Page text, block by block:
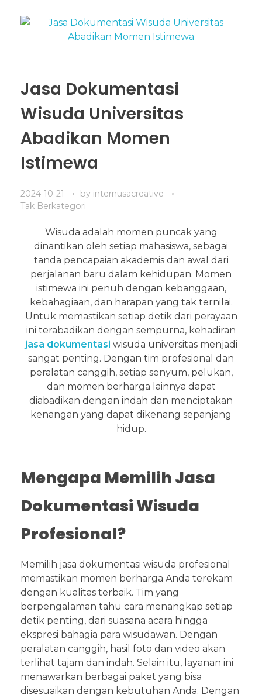
Jasa Dokumentasi
Wisuda Universitas
Abadikan Momen
Istimewa
2024-10-21 by internusacreative
Tak Berkategori
Wisuda adalah momen puncak yang
dinantikan oleh setiap mahasiswa, sebagai
tanda pencapaian akademis dan awal dari
perjalanan baru dalam kehidupan. Momen
istimewa ini penuh dengan kebanggaan,
kebahagiaan, dan harapan yang tak ternilai.
Untuk memastikan setiap detik dari perayaan
ini terabadikan dengan sempurna, kehadiran
jasa dokumentasi wisuda universitas menjadi
sangat penting. Dengan tim profesional dan
peralatan canggih, setiap senyum, pelukan,
dan momen berharga lainnya dapat
diabadikan dengan indah dan menciptakan
kenangan yang dapat dikenang sepanjang
hidup.
Mengapa Memilih Jasa
Dokumentasi Wisuda
Profesional?
Memilih jasa dokumentasi wisuda profesional
memastikan momen berharga Anda terekam
dengan kualitas terbaik. Tim yang
berpengalaman tahu cara menangkap setiap
detik penting, dari suasana acara hingga
ekspresi bahagia para wisudawan. Dengan
peralatan canggih, hasil foto dan video akan
terlihat tajam dan indah. Selain itu, layanan ini
menawarkan berbagai paket yang bisa
disesuaikan dengan kebutuhan Anda. Dengan